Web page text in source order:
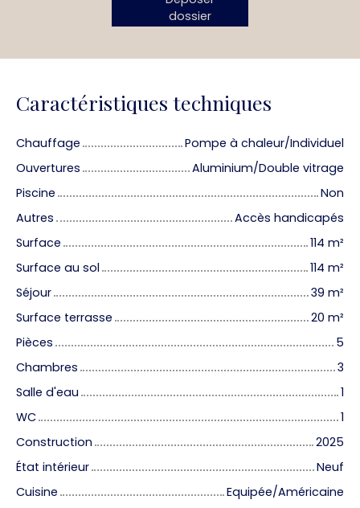
dossier
Caractéristiques techniques
Chauffage
Pompe à chaleur/Individuel
Ouvertures
Aluminium/Double vitrage
Piscine
Non
Autres
Accès handicapés
Surface
114 m²
Surface au sol
114 m²
Séjour
39 m²
Surface terrasse
20 m²
Pièces
5
Chambres
3
Salle d'eau
1
WC
1
Construction
2025
État intérieur
Neuf
Cuisine
Equipée/Américaine